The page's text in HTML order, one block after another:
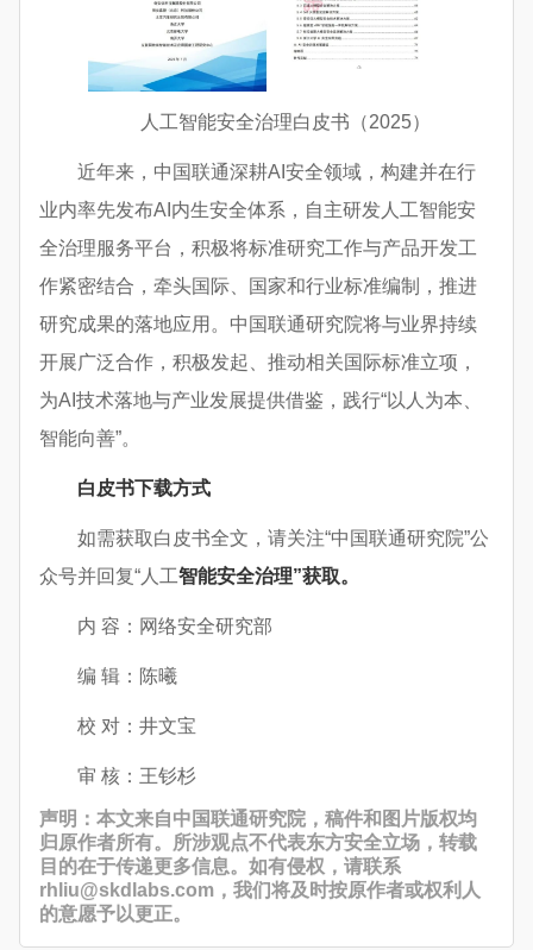
人工智能安全治理白皮书（2025）
近年来，中国联通深耕AI安全领域，构建并在行
业内率先发布AI内生安全体系，自主研发人工智能安
全治理服务平台，积极将标准研究工作与产品开发工
作紧密结合，牵头国际、国家和行业标准编制，推进
研究成果的落地应用。中国联通研究院将与业界持续
开展广泛合作，积极发起、推动相关国际标准立项，
为AI技术落地与产业发展提供借鉴，践行“以人为本、
智能向善”。
白皮书下载方式
如需获取白皮书全文，请关注“中国联通研究院”公
众号并回复“人工智能安全治理”获取。
内 容：网络安全研究部
编 辑：陈曦
校 对：井文宝
审 核：王钐杉
声明：本文来自中国联通研究院，稿件和图片版权均
归原作者所有。所涉观点不代表东方安全立场，转载
目的在于传递更多信息。如有侵权，请联系
rhliu@skdlabs.com，我们将及时按原作者或权利人
的意愿予以更正。